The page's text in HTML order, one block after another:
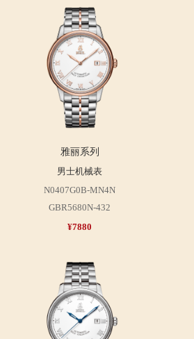
雅丽系列
男士机械表
N0407G0B-MN4N
GBR5680N-432
¥7880